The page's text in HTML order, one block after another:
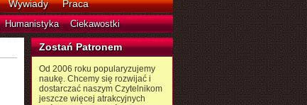
Wywiady Praca
Humanistyka Ciekawostki
Zostań Patronem
Od 2006 roku popularyzujemy
naukę. Chcemy się rozwijać i
dostarczać naszym Czytelnikom
jeszcze więcej atrakcyjnych